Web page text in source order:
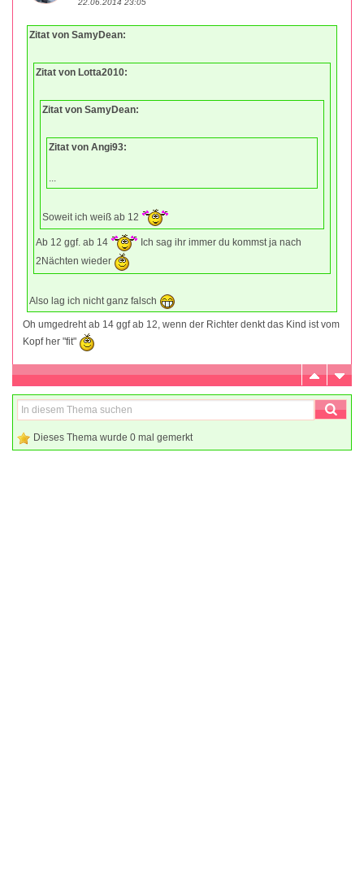
22.06.2014 23:05
Zitat von SamyDean:
Zitat von Lotta2010:
Zitat von SamyDean:
Zitat von Angi93:
...
Soweit ich weiß ab 12
Ab 12 ggf. ab 14
Ich sag ihr immer du kommst ja nach
2Nächten wieder
Also lag ich nicht ganz falsch
Oh umgedreht ab 14 ggf ab 12, wenn der Richter denkt das Kind ist vom
Kopf her "fit"
Dieses Thema wurde 0 mal gemerkt